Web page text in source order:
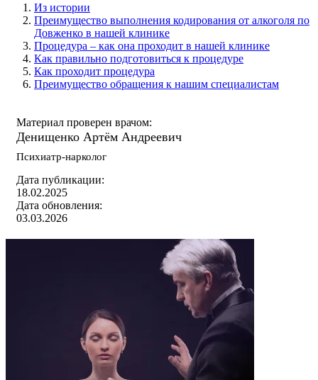
Из истории
Преимущество выполнения кодирования от алкоголя по
Довженко в нашей клинике
Процедура – как она проходит в нашей клинике
Как правильно подготовиться к процедуре
Как проходит процедура
Преимущество обращения к нашим специалистам
Материал проверен врачом:
Денищенко Артём Андреевич
Психиатр-нарколог
Дата публикации:
18.02.2025
Дата обновления:
03.03.2026